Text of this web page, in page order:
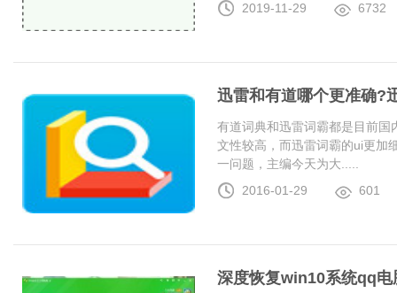
2019-11-29
6732
迅雷和有道哪个更准确?
有道词典和迅雷词霸都是目前
文性较高，而迅雷词霸的ui更加
一问题，主编今天为大.....
2016-01-29
601
深度恢复win10系统qq